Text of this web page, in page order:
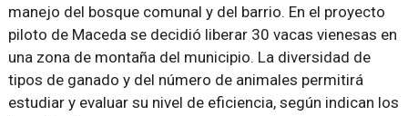
manejo del bosque comunal y del barrio. En el proyecto
piloto de Maceda se decidió liberar 30 vacas vienesas en
una zona de montaña del municipio. La diversidad de
tipos de ganado y del número de animales permitirá
estudiar y evaluar su nivel de eficiencia, según indican los